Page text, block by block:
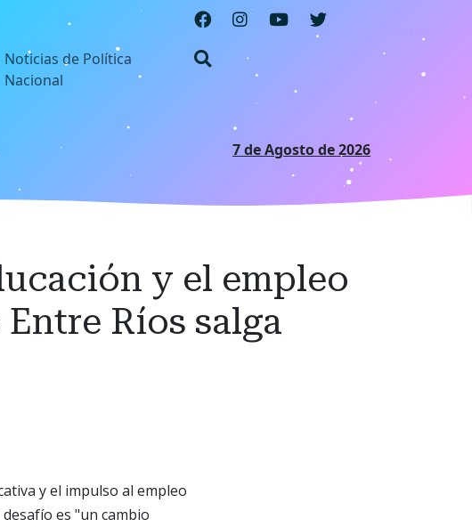
Noticias de Política
Nacional
7 de Agosto de 2026
y el empleo
Ríos salga
y el impulso al empleo
es "un cambio